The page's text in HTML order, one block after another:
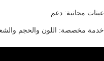
عينات مجانية: دعم
خدمة مخصصة: اللون والحجم